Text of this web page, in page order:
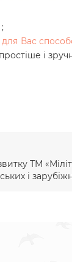
;
Вас
і
ТМ
і